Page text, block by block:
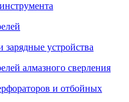
устройства
алмазного сверления
и отбойных